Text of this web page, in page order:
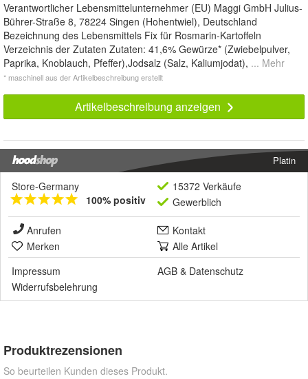
Verantwortlicher Lebensmittelunternehmer (EU) Maggi GmbH Julius-
Bührer-Straße 8, 78224 Singen (Hohentwiel), Deutschland
Bezeichnung des Lebensmittels Fix für Rosmarin-Kartoffeln
Verzeichnis der Zutaten Zutaten: 41,6% Gewürze* (Zwiebelpulver,
Paprika, Knoblauch, Pfeffer),Jodsalz (Salz, Kaliumjodat), ... Mehr
* maschinell aus der Artikelbeschreibung erstellt
Artikelbeschreibung anzeigen
Platin
Store-Germany
100% positiv
15372 Verkäufe
Gewerblich
Anrufen
Kontakt
Merken
Alle Artikel
Impressum
AGB & Datenschutz
Widerrufsbelehrung
Produktrezensionen
So beurteilen Kunden dieses Produkt.